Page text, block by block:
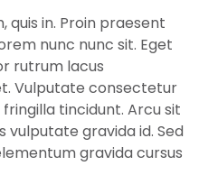
quis in. Proin praesent
nunc nunc sit. Eget
rutrum lacus
Vulputate consectetur
tincidunt. Arcu sit
vulputate gravida id. Sed
gravida cursus